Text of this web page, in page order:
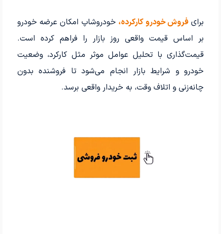
برایفروش خودرو کارکرده، خودروشاپ امکان عرضه خودرو
بر اساس قیمت واقعی روز بازار را فراهم کرده است.
قیمت‌گذاری با تحلیل عوامل موثر مثل کارکرد، وضعیت
خودرو و شرایط بازار انجام می‌شود تا فروشنده بدون
چانه‌زنی و اتلاف وقت، به خریدار واقعی برسد.